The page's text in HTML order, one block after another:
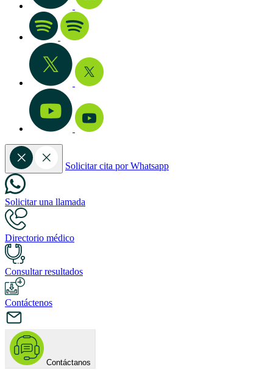
Solicitar cita por Whatsapp
Solicitar una llamada
Directorio médico
Consultar resultados
Contáctenos
Contáctanos